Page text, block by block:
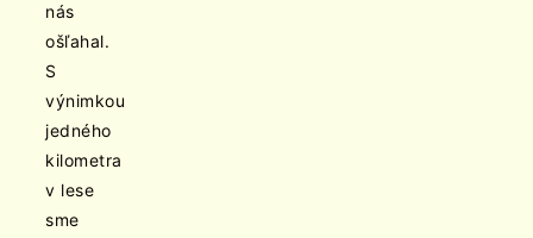
nás
ošľahal.
S
výnimkou
jedného
kilometra
v lese
sme